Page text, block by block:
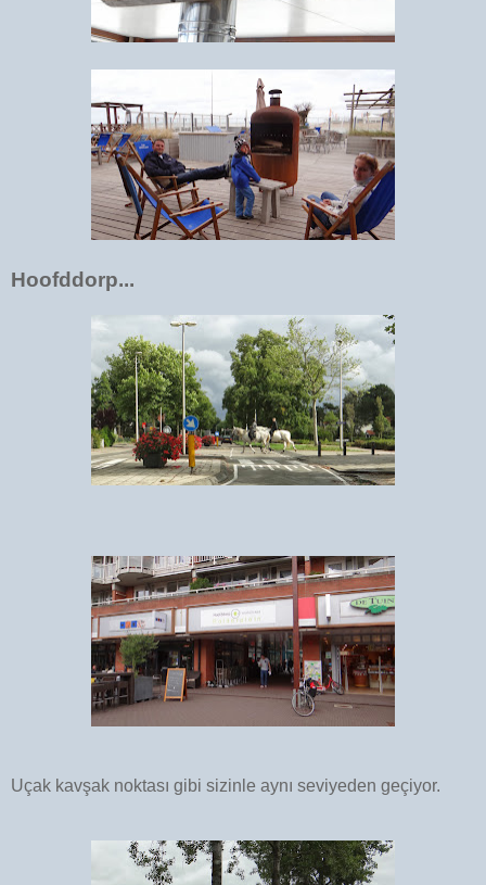
Hoofddorp...
Uçak kavşak noktası gibi sizinle aynı seviyeden geçiyor.